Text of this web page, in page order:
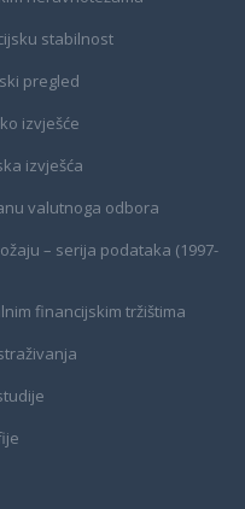
stabilnost
pregled
izvješće
izvješća
valutnoga odbora
– serija podataka (1997-
financijskim tržištima